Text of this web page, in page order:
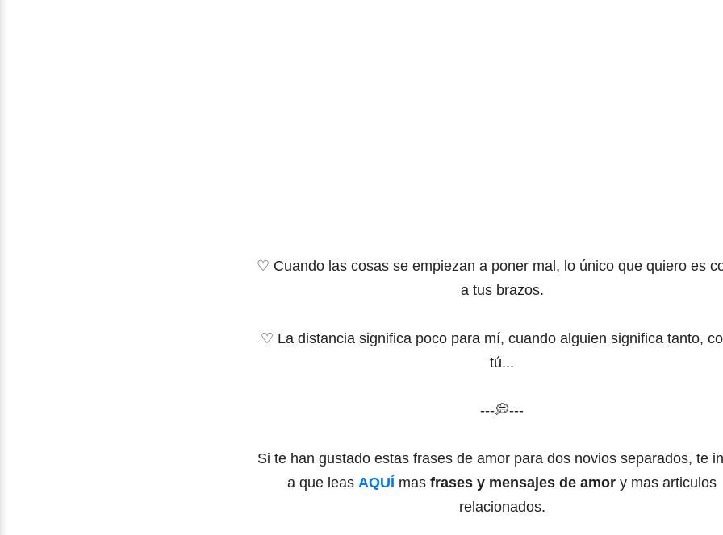
♡ Cuando las cosas se empiezan a poner mal, lo único que quiero es
a tus brazos.
♡ La distancia significa poco para mí, cuando alguien significa tanto,
tú...
---💭---
Si te han gustado estas frases de amor para dos novios separados, te
a que leas AQUÍ mas frases y mensajes de amor y mas articulos
relacionados.